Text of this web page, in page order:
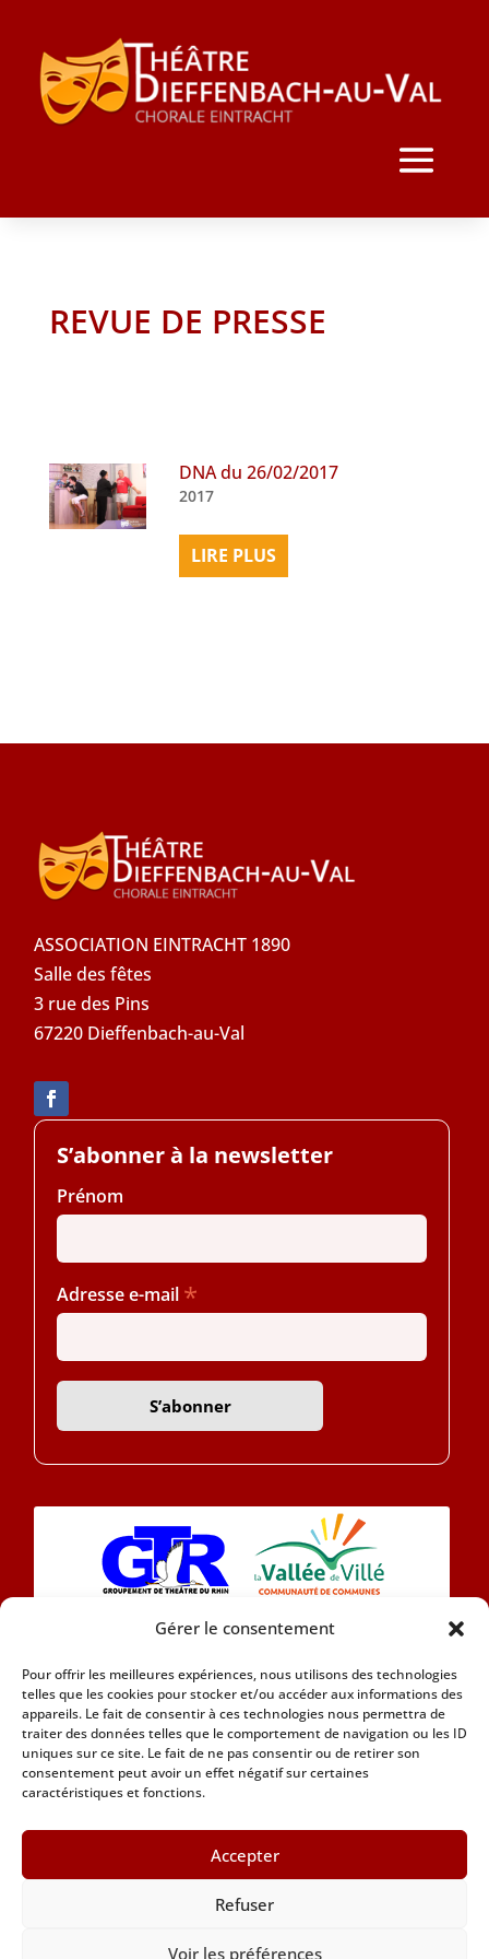
Gérer le consentement
Pour offrir les meilleures expériences, nous utilisons des technologies
telles que les cookies pour stocker et/ou accéder aux informations des
appareils. Le fait de consentir à ces technologies nous permettra de
traiter des données telles que le comportement de navigation ou les ID
uniques sur ce site. Le fait de ne pas consentir ou de retirer son
consentement peut avoir un effet négatif sur certaines
caractéristiques et fonctions.
Accepter
Refuser
Voir les préférences
REVUE DE PRESSE
DNA du 26/02/2017
2017
LIRE PLUS
ASSOCIATION EINTRACHT 1890
Salle des fêtes
3 rue des Pins
67220 Dieffenbach-au-Val
S’abonner à la newsletter
Prénom
Adresse e-mail *
aujourd’hui d’une chorale et d’une section théâtre
en Alsacien.
Car nous attachons de l’importance à notre
patrimoine culturel nous adhérons à la Marque
Alsace Marque Alsace
Tous droits réservés